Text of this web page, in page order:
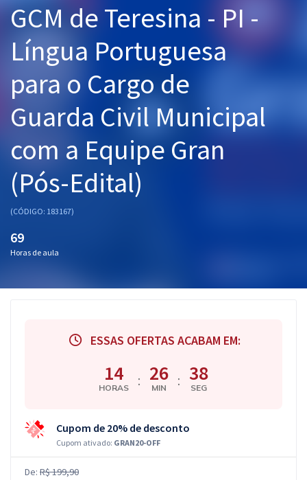
Cursos 20% OFF
Pós
OAB
Questões grátis
Aprovados
GCM de Teresina - PI -
Língua Portuguesa
para o Cargo de
Guarda Civil Municipal
com a Equipe Gran
(Pós-Edital)
(CÓDIGO: 183167)
69
Horas de aula
ESSAS OFERTAS ACABAM EM:
14
HORAS : 26
MIN : 37
SEG
Cupom de 20% de desconto
Cupom ativado: GRAN20-OFF
De: R$ 199,90